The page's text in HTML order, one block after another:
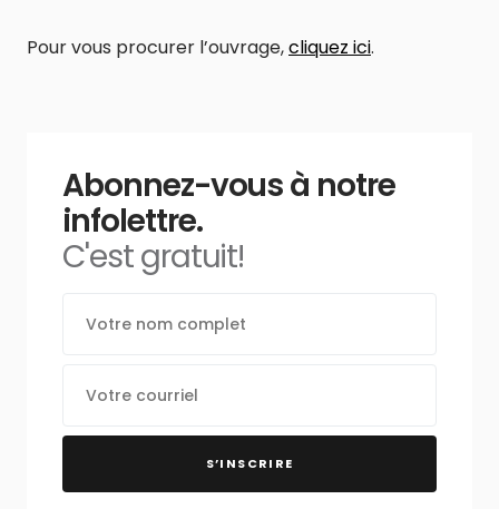
Pour vous procurer l’ouvrage,cliquez ici.
Abonnez-vous à notre
infolettre.
C'est gratuit!
S’INSCRIRE